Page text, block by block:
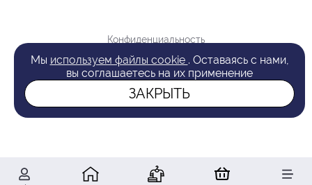
Конфиденциальность
Политика обработки cookie
Оферта
Поиск
© 2026 VAN LAACK
Мы используем файлы cookie . Оставаясь с нами,
вы соглашаетесь на их применение
ЗАКРЫТЬ